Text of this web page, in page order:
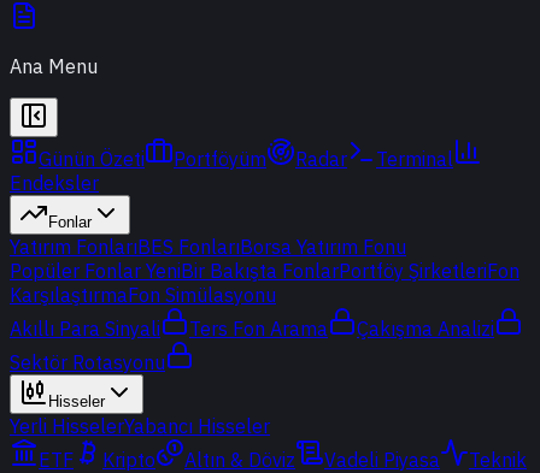
Ana Menu
Günün Özeti Portföyüm Radar
Terminal
Endeksler
Fonlar
Yatırım FonlarıBES FonlarıBorsa Yatırım Fonu
Popüler Fonlar YeniBir Bakışta FonlarPortföy ŞirketleriFon
KarşılaştırmaFon Simülasyonu
Akıllı Para Sinyali
Ters Fon Arama
Çakışma Analizi
Sektör Rotasyonu
Hisseler
Yerli HisselerYabancı Hisseler
ETF
Kripto Altın & Döviz Vadeli Piyasa
Teknik